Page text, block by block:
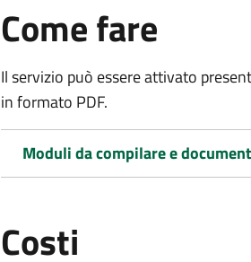
Come fare
Il servizio può essere attivato
in formato PDF.
Moduli da compilare e
Costi